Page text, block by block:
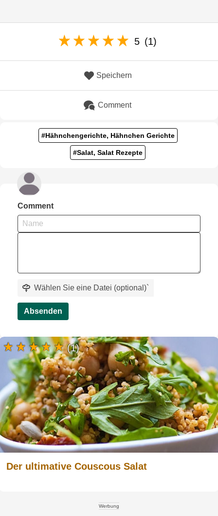
5 (1)
Speichern
Comment
#Hähnchengerichte, Hähnchen Gerichte
#Salat, Salat Rezepte
Comment
Wählen Sie eine Datei (optional)`
Absenden
Der ultimative Couscous Salat
(1)
Werbung